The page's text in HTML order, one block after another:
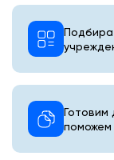
Готовим
поможем